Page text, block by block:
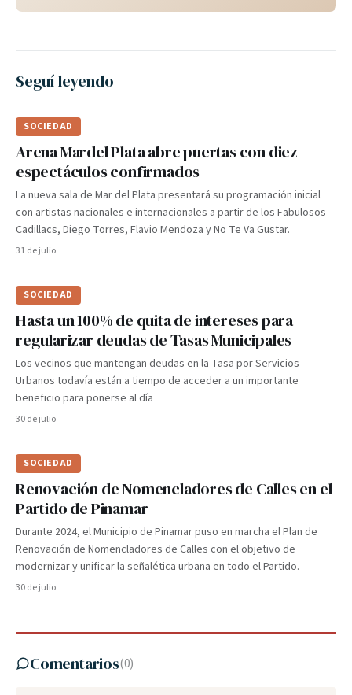
Seguí leyendo
SOCIEDAD
Arena Mardel Plata abre puertas con diez
espectáculos confirmados
La nueva sala de Mar del Plata presentará su programación inicial
con artistas nacionales e internacionales a partir de los Fabulosos
Cadillacs, Diego Torres, Flavio Mendoza y No Te Va Gustar.
31 de julio
SOCIEDAD
Hasta un 100% de quita de intereses para
regularizar deudas de Tasas Municipales
Los vecinos que mantengan deudas en la Tasa por Servicios
Urbanos todavía están a tiempo de acceder a un importante
beneficio para ponerse al día
30 de julio
SOCIEDAD
Renovación de Nomencladores de Calles en el
Partido de Pinamar
Durante 2024, el Municipio de Pinamar puso en marcha el Plan de
Renovación de Nomencladores de Calles con el objetivo de
modernizar y unificar la señalética urbana en todo el Partido.
30 de julio
Comentarios(0)